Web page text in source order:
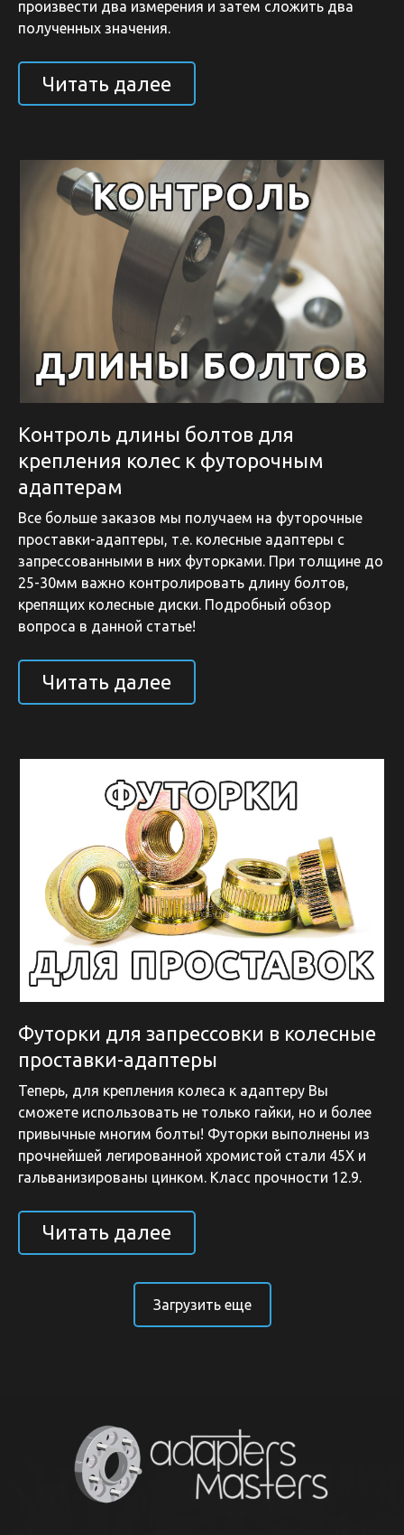
произвести два измерения и затем сложить два
полученных значения.
Читать далее
Контроль длины болтов для
крепления колес к футорочным
адаптерам
Все больше заказов мы получаем на футорочные
проставки-адаптеры, т.е. колесные адаптеры с
запрессованными в них футорками. При толщине до
25-30мм важно контролировать длину болтов,
крепящих колесные диски. Подробный обзор
вопроса в данной статье!
Читать далее
Футорки для запрессовки в колесные
проставки-адаптеры
Теперь, для крепления колеса к адаптеру Вы
сможете использовать не только гайки, но и более
привычные многим болты! Футорки выполнены из
прочнейшей легированной хромистой стали 45Х и
гальванизированы цинком. Класс прочности 12.9.
Читать далее
Загрузить еще